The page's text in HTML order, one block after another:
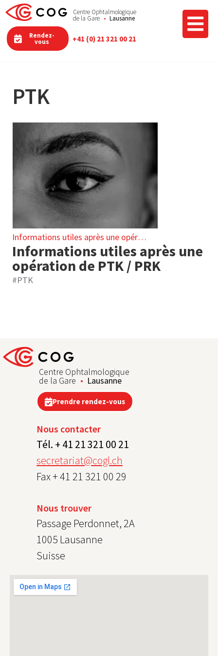
Centre Ophtalmologique
de la Gare Lausanne
Rendez-
vous +41 (0) 21 321 00 21
PTK
Informations utiles après une opération
Informations utiles après une
opération de PTK / PRK
#PTK
Nous trouver
Passage Perdonnet, 2A
1005 Lausanne
Suisse
Nous contacter
Tél. + 41 21 321 00 21
secretariat@cogl.ch
Fax + 41 21 321 00 29
Centre Ophtalmologique
de la Gare Lausanne
Prendre rendez-vous